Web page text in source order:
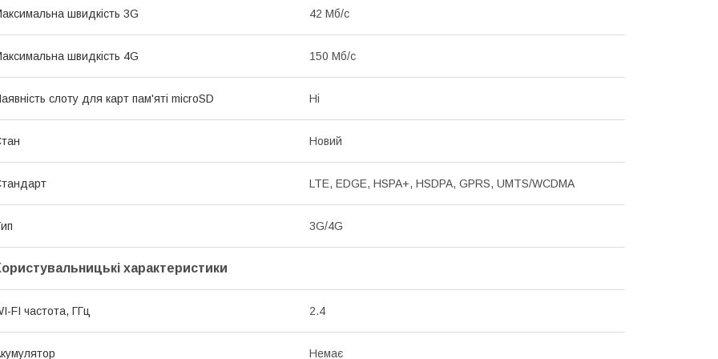
швидкість 3G 42 Мб/с
швидкість 4G 150 Мб/с
слоту для карт пам'яті microSD Ні
Новий
LTE, EDGE, HSPA+, HSDPA, GPRS, UMTS/WCDMA
3G/4G
характеристики
FI частота, ГГц 2.4
Немає